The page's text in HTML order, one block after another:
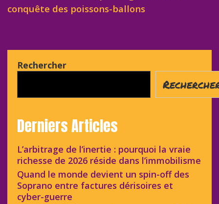
conquête des poissons-ballons
Rechercher
Derniers Articles
L’arbitrage de l’inertie : pourquoi la vraie
richesse de 2026 réside dans l’immobilisme
Quand le monde devient un spin-off des
Soprano entre factures dérisoires et
cyber-guerre